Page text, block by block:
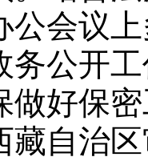
公会议
务公开
做好保
藏自治